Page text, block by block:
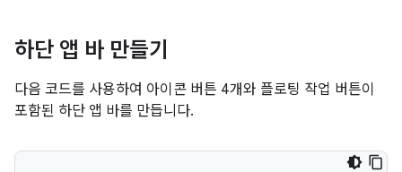
하단 앱 바 만들기
다음 코드를 사용하여 아이콘 버튼 4개와 플로팅 작업 버튼이
포함된 하단 앱 바를 만듭니다.